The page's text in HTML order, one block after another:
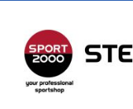
inhoud